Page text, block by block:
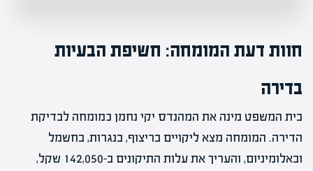
חוות דעת המומחה: חשיפת הבעיות
בדירה
בית המשפט מינה את המהנדס יקי נחמן כמומחה לבדיקת
הדירה. המומחה מצא ליקויים בריצוף, בנגרות, בחשמל
ובאלומיניום, והעריך את עלות התיקונים ב-142,050 שקל,